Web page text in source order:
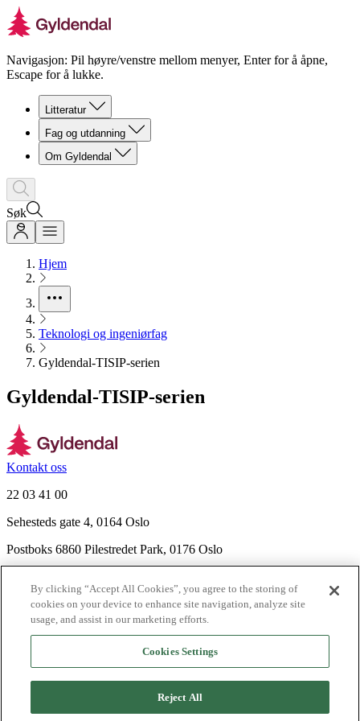
Navigasjon: Pil høyre/venstre mellom menyer, Enter for å åpne,
Escape for å lukke.
Litteratur
Fag og utdanning
Om Gyldendal
Søk
Hjem
Teknologi og ingeniørfag
Gyldendal-TISIP-serien
Gyldendal-TISIP-serien
Kontakt oss
22 03 41 00
Sehesteds gate 4, 0164 Oslo
Postboks 6860 Pilestredet Park, 0176 Oslo
Nyhetsbrev
Ledige stillinger
Send inn manus
Agency
By clicking “Accept All Cookies”, you agree to the storing of
cookies on your device to enhance site navigation, analyze site
usage, and assist in our marketing efforts.
Cookies Settings
Reject All